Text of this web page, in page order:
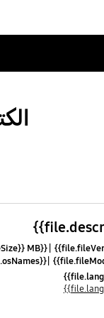
{{file.fileSize}} MB
{{file.osNames}}